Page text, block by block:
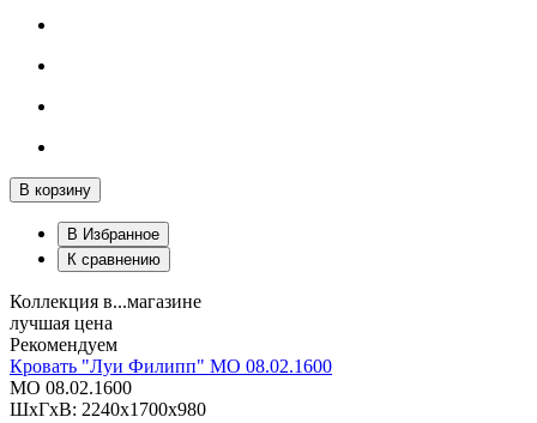
В корзину
В Избранное
К сравнению
Коллекция в...магазине
лучшая цена
Рекомендуем
Кровать "Луи Филипп" МО 08.02.1600
МО 08.02.1600
ШхГхВ: 2240х1700х980